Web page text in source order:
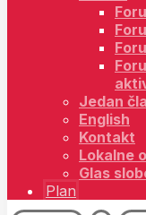
Jedan
English
Kontakt
Lokalne
Glas
Plan